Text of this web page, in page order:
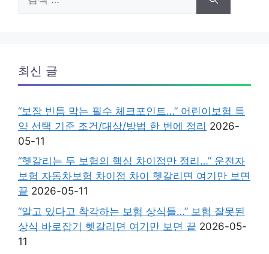
색:
최신 글
“보장 빈틈 막는 필수 체크포인트…” 어린이보험 특
약 선택 기준 조건/대상/방법 한 번에 정리 2026-
05-11
“헷갈리는 두 보험의 핵심 차이점만 정리…” 운전자
보험 자동차보험 차이점 차이 헷갈리면 여기만 보면
끝 2026-05-11
“알고 있다고 착각하는 보험 상식들…” 보험 잘못된
상식 바로잡기 헷갈리면 여기만 보면 끝 2026-05-
11